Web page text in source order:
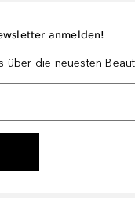
anmelden!
über die neuesten